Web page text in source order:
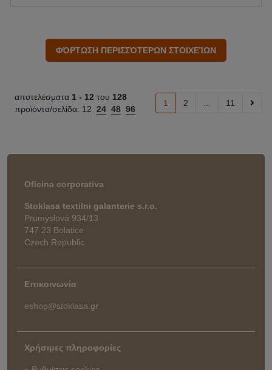
αποτελέσματα 1 - 12 του 128
προϊόντα/σελίδα: 12 24 48 96
1 2 11
Oficina corporativa
Stoklasa textilni galanterie s.r.o.
Prumyslová 934/13
747 23 Bolatice
Czech Republic
Επικοινωνία
eshop@stoklasa.gr
Χρήσιμες πληροφορίες